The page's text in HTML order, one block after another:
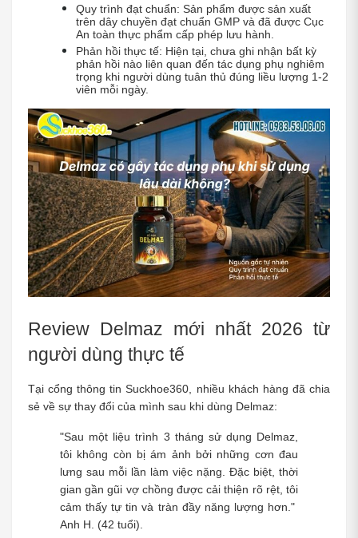
Quy trình đạt chuẩn: Sản phẩm được sản xuất
trên dây chuyền đạt chuẩn GMP và đã được Cục
An toàn thực phẩm cấp phép lưu hành.
Phản hồi thực tế: Hiện tại, chưa ghi nhận bất kỳ
phản hồi nào liên quan đến tác dụng phụ nghiêm
trọng khi người dùng tuân thủ đúng liều lượng 1-2
viên mỗi ngày.
Review Delmaz mới nhất 2026 từ
người dùng thực tế
Tại cổng thông tin Suckhoe360, nhiều khách hàng đã chia
sẻ về sự thay đổi của mình sau khi dùng Delmaz:
"Sau một liệu trình 3 tháng sử dụng Delmaz,
tôi không còn bị ám ảnh bởi những cơn đau
lưng sau mỗi lần làm việc nặng. Đặc biệt, thời
gian gần gũi vợ chồng được cải thiện rõ rệt, tôi
cảm thấy tự tin và tràn đầy năng lượng hơn."
Anh H. (42 tuổi).